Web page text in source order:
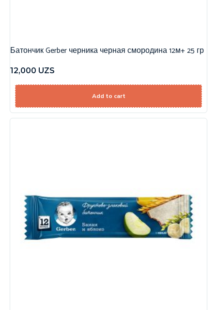
Батончик Gerber черника черная смородина 12м+ 25 гр
12,000 UZS
Add to cart